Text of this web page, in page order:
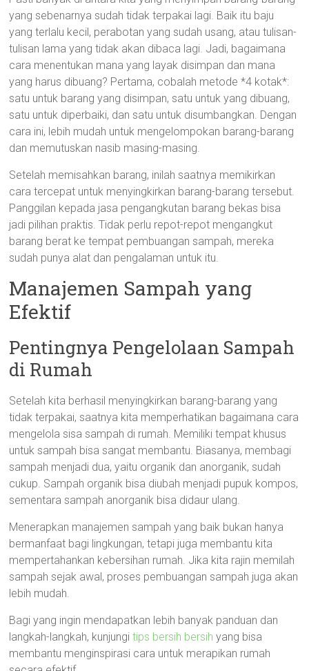
yang sebenarnya sudah tidak terpakai lagi. Baik itu baju
yang terlalu kecil, perabotan yang sudah usang, atau tulisan-
tulisan lama yang tidak akan dibaca lagi. Jadi, bagaimana
cara menentukan mana yang layak disimpan dan mana
yang harus dibuang? Pertama, cobalah metode *4 kotak*:
satu untuk barang yang disimpan, satu untuk yang dibuang,
satu untuk diperbaiki, dan satu untuk disumbangkan. Dengan
cara ini, lebih mudah untuk mengelompokan barang-barang
dan memutuskan nasib masing-masing.
Setelah memisahkan barang, inilah saatnya memikirkan
cara tercepat untuk menyingkirkan barang-barang tersebut.
Panggilan kepada jasa pengangkutan barang bekas bisa
jadi pilihan praktis. Tidak perlu repot-repot mengangkut
barang berat ke tempat pembuangan sampah, mereka
sudah punya alat dan pengalaman untuk itu.
Manajemen Sampah yang
Efektif
Pentingnya Pengelolaan Sampah
di Rumah
Setelah kita berhasil menyingkirkan barang-barang yang
tidak terpakai, saatnya kita memperhatikan bagaimana cara
mengelola sisa sampah di rumah. Memiliki tempat khusus
untuk sampah bisa sangat membantu. Biasanya, membagi
sampah menjadi dua, yaitu organik dan anorganik, sudah
cukup. Sampah organik bisa diubah menjadi pupuk kompos,
sementara sampah anorganik bisa didaur ulang.
Menerapkan manajemen sampah yang baik bukan hanya
bermanfaat bagi lingkungan, tetapi juga membantu kita
mempertahankan kebersihan rumah. Jika kita rajin memilah
sampah sejak awal, proses pembuangan sampah juga akan
lebih mudah.
Bagi yang ingin mendapatkan lebih banyak panduan dan
langkah-langkah, kunjungitips bersih bersih yang bisa
membantu menginspirasi cara untuk merapikan rumah